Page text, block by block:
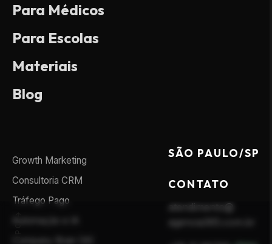
Para Médicos
Para Escolas
Materiais
Blog
Growth Marketing
Consultoria CRM
Tráfego Pago
SÃO PAULO/SP
CONTATO
atendimento@